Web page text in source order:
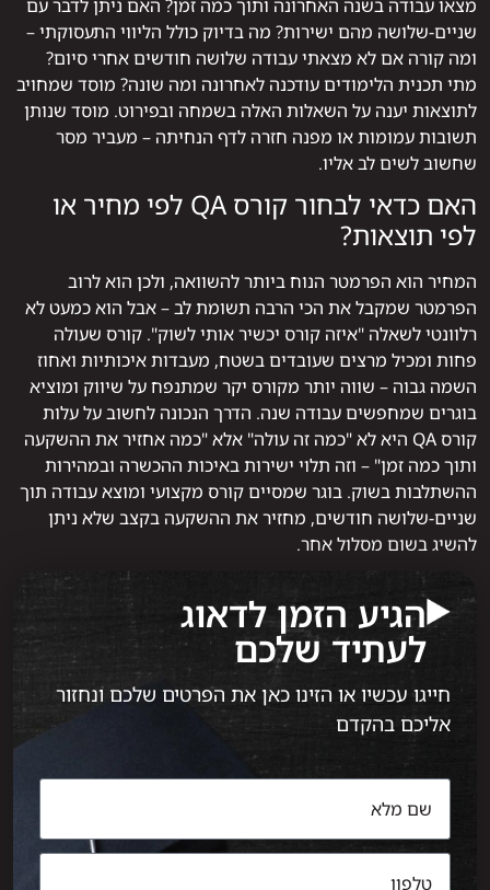
מצאו עבודה בשנה האחרונה ותוך כמה זמן? האם ניתן לדבר עם
שניים-שלושה מהם ישירות? מה בדיוק כולל הליווי התעסוקתי –
ומה קורה אם לא מצאתי עבודה שלושה חודשים אחרי סיום?
מתי תכנית הלימודים עודכנה לאחרונה ומה שונה? מוסד שמחויב
לתוצאות יענה על השאלות האלה בשמחה ובפירוט. מוסד שנותן
תשובות עמומות או מפנה חזרה לדף הנחיתה – מעביר מסר
שחשוב לשים לב אליו.
האם כדאי לבחור קורס QA לפי מחיר או
לפי תוצאות?
המחיר הוא הפרמטר הנוח ביותר להשוואה, ולכן הוא לרוב
הפרמטר שמקבל את הכי הרבה תשומת לב – אבל הוא כמעט לא
רלוונטי לשאלה "איזה קורס יכשיר אותי לשוק". קורס שעולה
פחות ומכיל מרצים שעובדים בשטח, מעבדות איכותיות ואחוז
השמה גבוה – שווה יותר מקורס יקר שמתנפח על שיווק ומוציא
בוגרים שמחפשים עבודה שנה. הדרך הנכונה לחשוב על עלות
קורס QA היא לא "כמה זה עולה" אלא "כמה אחזיר את ההשקעה
ותוך כמה זמן" – וזה תלוי ישירות באיכות ההכשרה ובמהירות
ההשתלבות בשוק. בוגר שמסיים קורס מקצועי ומוצא עבודה תוך
שניים-שלושה חודשים, מחזיר את ההשקעה בקצב שלא ניתן
להשיג בשום מסלול אחר.
הגיע הזמן לדאוג
לעתיד שלכם
חייגו עכשיו או הזינו כאן את הפרטים שלכם ונחזור
אליכם בהקדם